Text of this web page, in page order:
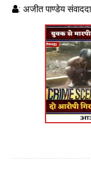
: अजीत पाण्डेय